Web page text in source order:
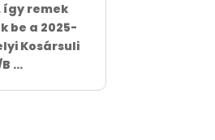
így remek
be a 2025-
Kosársuli
...